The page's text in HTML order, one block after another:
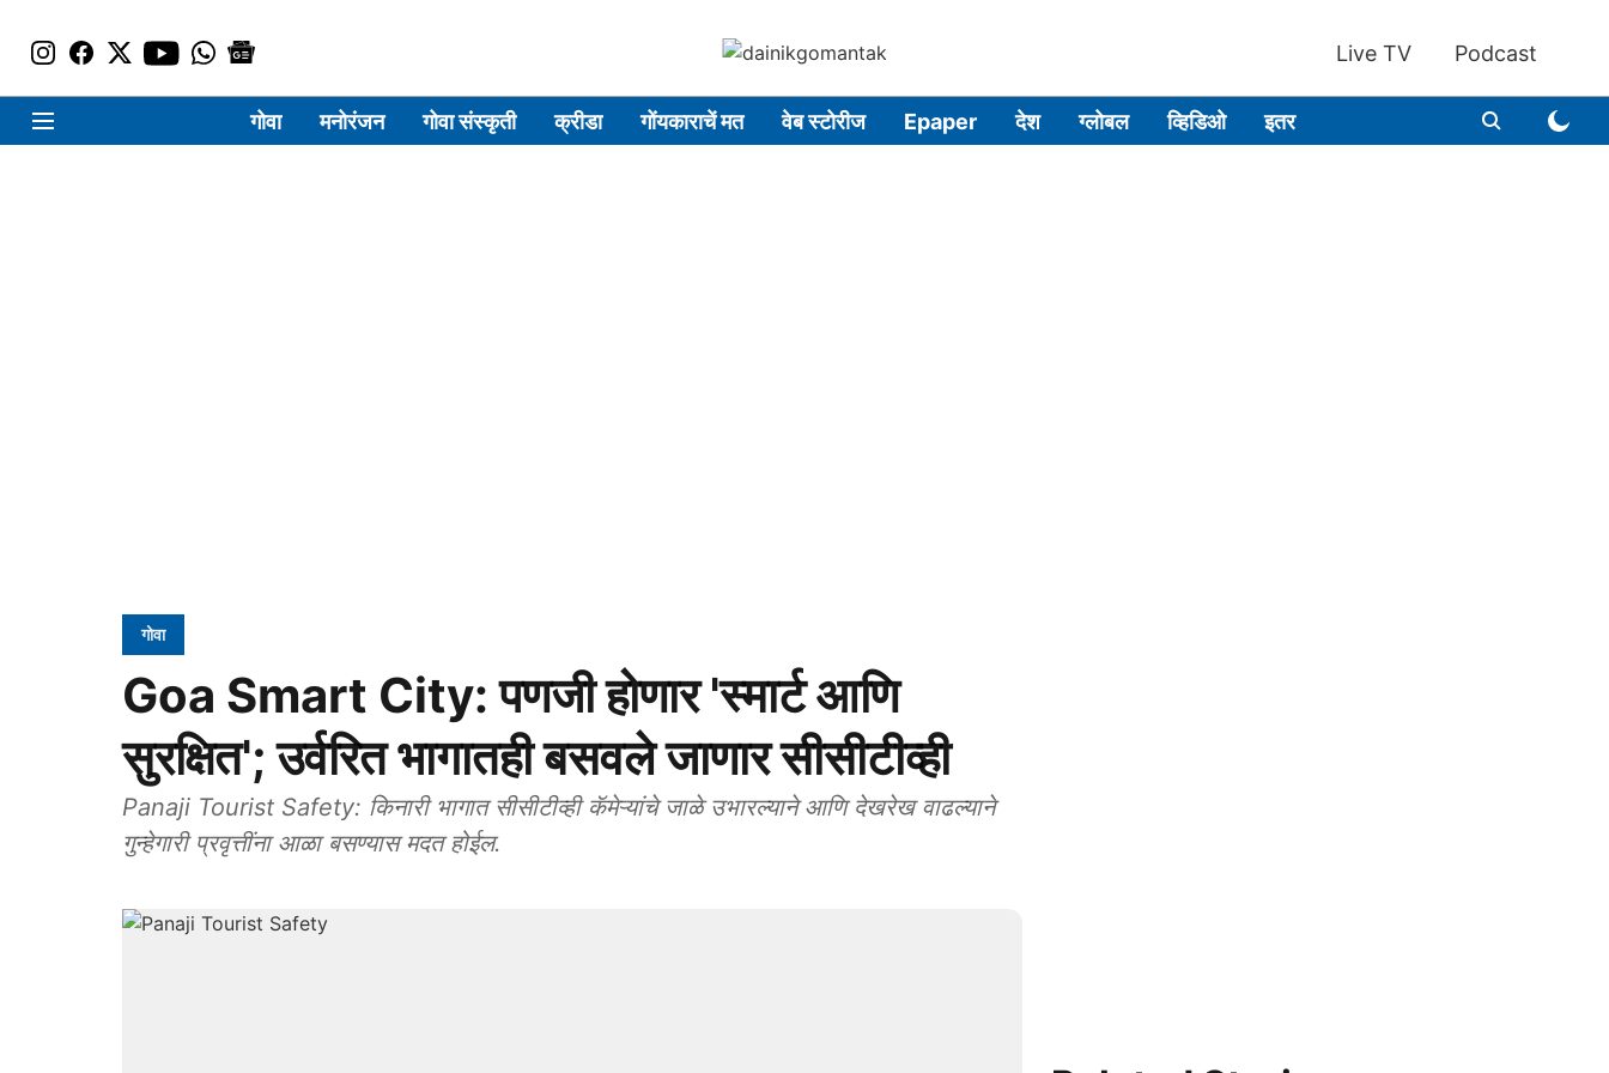
Live TV Podcast
गोवा मनोरंजन गोवा संस्कृती क्रीडा गोंयकाराचें मत वेब स्टोरीज Epaper देश ग्लोबल व्हिडिओ इतर
गोवा
Goa Smart City: पणजी होणार 'स्मार्ट आणि
सुरक्षित'; उर्वरित भागातही बसवले जाणार सीसीटीव्ही
Panaji Tourist Safety: किनारी भागात सीसीटीव्ही कॅमेऱ्यांचे जाळे उभारल्याने आणि देखरेख वाढल्याने
गुन्हेगारी प्रवृत्तींना आळा बसण्यास मदत होईल.